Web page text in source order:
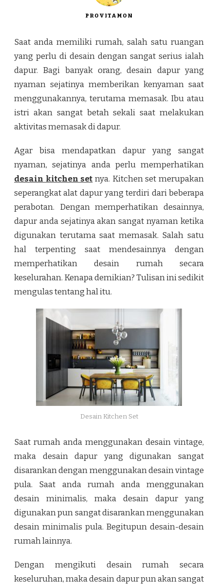
PROVITAMON
Saat anda memiliki rumah, salah satu ruangan
yang perlu di desain dengan sangat serius ialah
dapur. Bagi banyak orang, desain dapur yang
nyaman sejatinya memberikan kenyaman saat
menggunakannya, terutama memasak. Ibu atau
istri akan sangat betah sekali saat melakukan
aktivitas memasak di dapur.
Agar bisa mendapatkan dapur yang sangat
nyaman, sejatinya anda perlu memperhatikan
desain kitchen set nya. Kitchen set merupakan
seperangkat alat dapur yang terdiri dari beberapa
perabotan. Dengan memperhatikan desainnya,
dapur anda sejatinya akan sangat nyaman ketika
digunakan terutama saat memasak. Salah satu
hal terpenting saat mendesainnya dengan
memperhatikan desain rumah secara
keselurahan. Kenapa demikian? Tulisan ini sedikit
mengulas tentang hal itu.
Desain Kitchen Set
Saat rumah anda menggunakan desain vintage,
maka desain dapur yang digunakan sangat
disarankan dengan menggunakan desain vintage
pula. Saat anda rumah anda menggunakan
desain minimalis, maka desain dapur yang
digunakan pun sangat disarankan menggunakan
desain minimalis pula. Begitupun desain-desain
rumah lainnya.
Dengan mengikuti desain rumah secara
keseluruhan, maka desain dapur pun akan sangat